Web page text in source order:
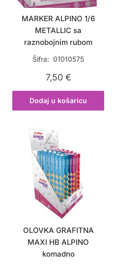
MARKER ALPINO 1/6
METALLIC sa
raznobojnim rubom
Šifra: 01010575
7,50 €
Dodaj u košaricu
OLOVKA GRAFITNA
MAXI HB ALPINO
komadno